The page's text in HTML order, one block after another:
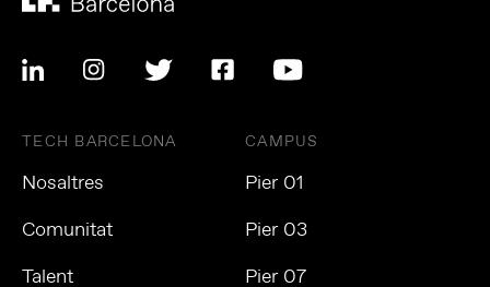
TECH BARCELONA
Nosaltres
Comunitat
Talent
CAMPUS
Pier 01
Pier 03
Pier 07